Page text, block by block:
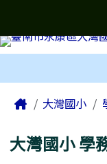
Home大灣國小
大灣國小學